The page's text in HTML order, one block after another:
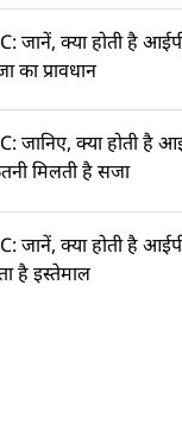
जानें, क्या होती है
का प्रावधान
जानिए, क्या होती है
मिलती है सजा
जानें, क्या होती है
है इस्तेमाल